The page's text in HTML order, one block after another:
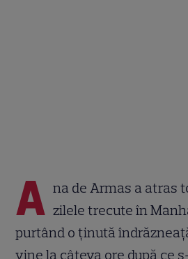
A na de Armas a atras
zilele trecute în
purtând o ținută
vine la câteva ore după ce